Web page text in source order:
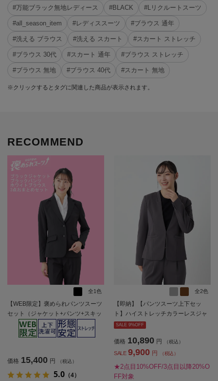
#万能ブラック無地レディース #BLACK #Lリクルートスーツ
#all_season_item #レディススーツ #ブラウス 通年
#洗える ブラウス #洗える スカート #スカート ストレッチ
#ブラウス 30代 #スカート 通年 #ブラウス ストレッチ
#ブラウス 無地 #ブラウス 40代 #スカート 無地
※クリックするとタグに関連した商品が表示されます。
RECOMMEND
全1色
【WEB限定】褒められパンツスーツ
セット（ジャケット+パンツ+スキッ
パーブラウス）【レディース】
価格 15,400 円 （税込）
5.0 （4）
全2色
【即納】【パンツスーツ上下セッ
ト】ハイストレッチカラーレスジャ
ケットパンツセット【WEB限定】
SALE 9%OFF
価格 10,890 円 （税込）
SALE 9,900 円 （税込）
★2点目10%OFF/3点目以降20%O
FF対象